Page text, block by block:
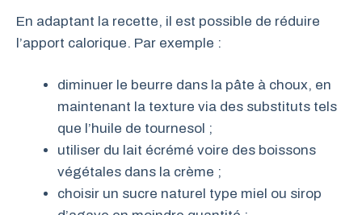
En adaptant la recette, il est possible de réduire
l’apport calorique. Par exemple :
diminuer le beurre dans la pâte à choux, en
maintenant la texture via des substituts tels
que l’huile de tournesol ;
utiliser du lait écrémé voire des boissons
végétales dans la crème ;
choisir un sucre naturel type miel ou sirop